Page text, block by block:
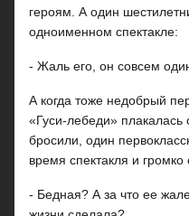
героям. А один
одноименном спектакле:
- Жаль его, он совсем
А когда тоже недобрый
«Гуси-лебеди» плакалась
бросили, один
время спектакля и громко
- Бедная? А за что ее